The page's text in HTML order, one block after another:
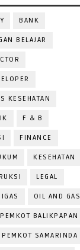
BANK
BELAJAR
KESEHATAN
F & B
FINANCE
KESEHATAN
LEGAL
OIL AND GAS
PEMKOT BALIKPAPAN
PEMKOT SAMARINDA